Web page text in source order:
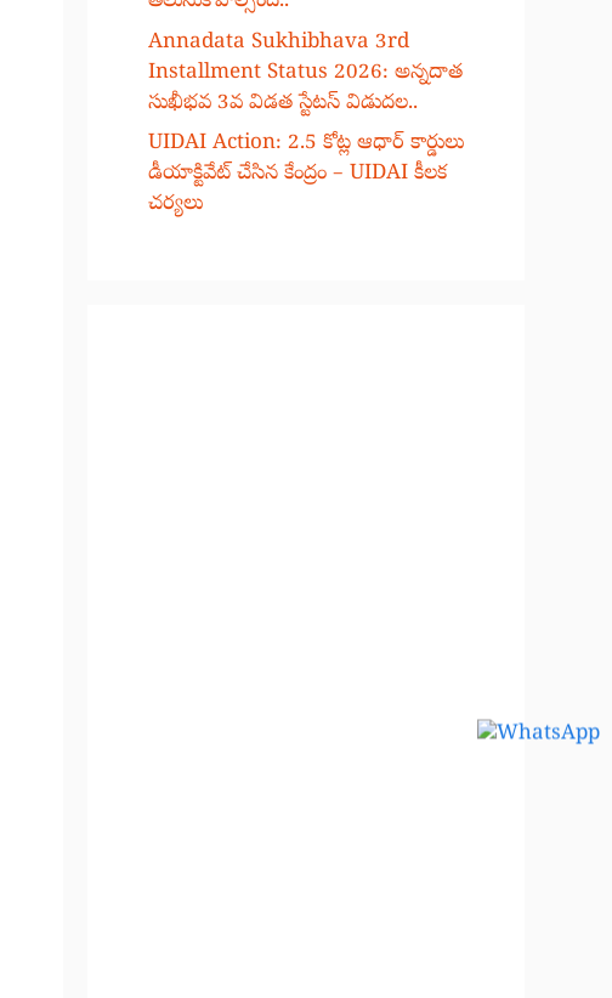
Annadata Sukhibhava 3rd
Installment Status 2026: అన్నదాత
సుఖీభవ 3వ విడత స్టేటస్ విడుదల..
UIDAI Action: 2.5 కోట్ల ఆధార్ కార్డులు
డీయాక్టివేట్ చేసిన కేంద్రం – UIDAI కీలక
చర్యలు